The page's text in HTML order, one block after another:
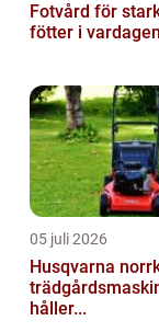
Fotvård för
fötter i vardagen
05 juli 2026
Husqvarna
håller...